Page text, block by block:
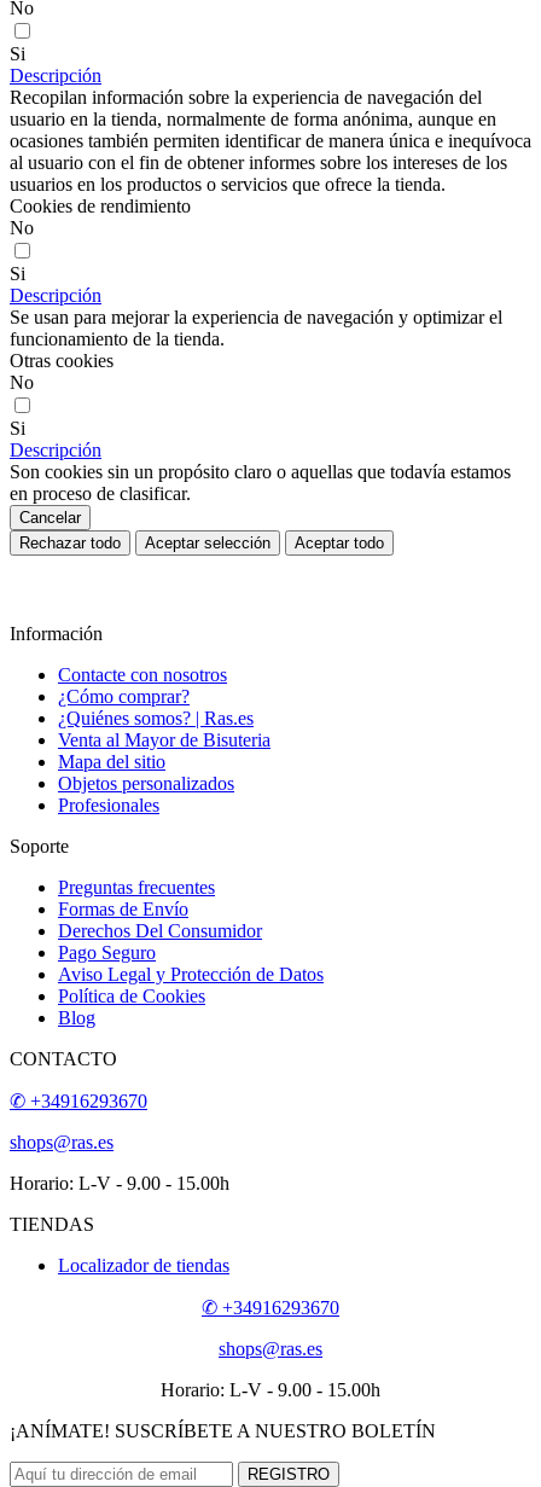
No
Si
Descripción
Recopilan información sobre la experiencia de navegación del
usuario en la tienda, normalmente de forma anónima, aunque en
ocasiones también permiten identificar de manera única e inequívoca
al usuario con el fin de obtener informes sobre los intereses de los
usuarios en los productos o servicios que ofrece la tienda.
Cookies de rendimiento
No
Si
Descripción
Se usan para mejorar la experiencia de navegación y optimizar el
funcionamiento de la tienda.
Otras cookies
No
Si
Descripción
Son cookies sin un propósito claro o aquellas que todavía estamos
en proceso de clasificar.
Cancelar
Rechazar todo
Aceptar selección Aceptar todo
Información
Contacte con nosotros
¿Cómo comprar?
¿Quiénes somos? | Ras.es
Venta al Mayor de Bisuteria
Mapa del sitio
Objetos personalizados
Profesionales
Soporte
Preguntas frecuentes
Formas de Envío
Derechos Del Consumidor
Pago Seguro
Aviso Legal y Protección de Datos
Política de Cookies
Blog
CONTACTO
✆ +34916293670
shops@ras.es
Horario: L-V - 9.00 - 15.00h
TIENDAS
Localizador de tiendas
✆ +34916293670
shops@ras.es
Horario: L-V - 9.00 - 15.00h
¡ANÍMATE! SUSCRÍBETE A NUESTRO BOLETÍN
REGISTRO